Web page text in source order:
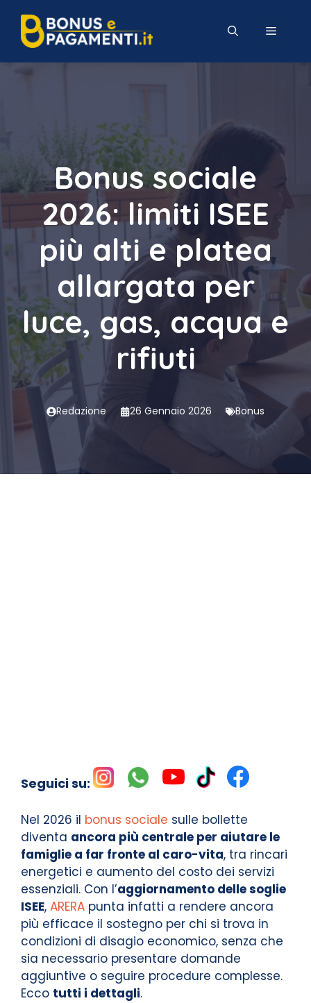
contenuto
MENU
Bonus sociale
2026: limiti ISEE
più alti e platea
allargata per
luce, gas, acqua e
rifiuti
Redazione 26 Gennaio 2026 Bonus
Seguici su:
Nel 2026 il bonus sociale sulle bollette
diventa ancora più centrale per aiutare le
famiglie a far fronte al caro-vita, tra rincari
energetici e aumento del costo dei servizi
essenziali. Con l’aggiornamento delle soglie
ISEE, ARERA punta infatti a rendere ancora
più efficace il sostegno per chi si trova in
condizioni di disagio economico, senza che
sia necessario presentare domande
aggiuntive o seguire procedure complesse.
Ecco tutti i dettagli.